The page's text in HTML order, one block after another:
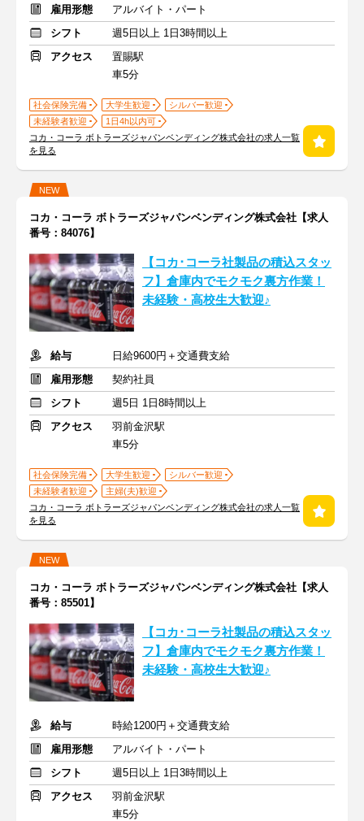
雇用形態
アルバイト・パート
シフト
週5日以上 1日3時間以上
アクセス
置賜駅
車5分
社会保険完備 大学生歓迎
シルバー歓迎
未経験者歓迎
1日4h以内可
コカ・コーラ ボトラーズジャパンベンディング株式会社の求人一覧
を見る
NEW
コカ・コーラ ボトラーズジャパンベンディング株式会社【求人
番号：84076】
【コカ･コーラ社製品の積込スタッ
フ】倉庫内でモクモク裏方作業！
未経験・高校生大歓迎♪
給与
日給9600円＋交通費支給
雇用形態
契約社員
シフト
週5日 1日8時間以上
アクセス
羽前金沢駅
車5分
社会保険完備 大学生歓迎
シルバー歓迎
未経験者歓迎
主婦(夫)歓迎
コカ・コーラ ボトラーズジャパンベンディング株式会社の求人一覧
を見る
NEW
コカ・コーラ ボトラーズジャパンベンディング株式会社【求人
番号：85501】
【コカ･コーラ社製品の積込スタッ
フ】倉庫内でモクモク裏方作業！
未経験・高校生大歓迎♪
給与
時給1200円＋交通費支給
雇用形態
アルバイト・パート
シフト
週5日以上 1日3時間以上
アクセス
羽前金沢駅
車5分